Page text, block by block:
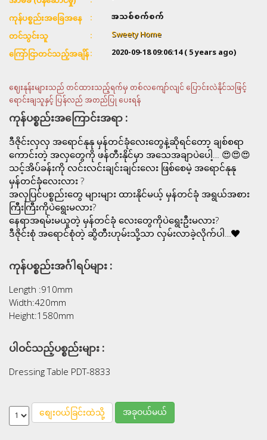
ကုန်ပစ္စည်းအခြေအနေ အသစ်စက်စက်
တင်သွင်းသူ Sweety Home
ကြော်ငြာတင်သည့်အချိန် 2020-09-18 09:06:14( 5 years ago)
ဈေးနုန်းများသည် တင်ထားသည့်ရက်မှ တစ်လကျော်လျင် ပြောင်းလဲနိုင်သဖြင့်
ရောင်းချသူနှင့် ပြန်လည် အတည်ပြု ပေးရန်
ကုန်ပစ္စည်းအကြောင်းအရာ :
ဒီဇိုင်းလှလှ အရောင်နုနု မှန်တင်ခုံလေးတွေနဲ့ဆိုရင်တော့ ချစ်စရာ
ကောင်းတဲ့ အလှတွေကို ဖန်တီးနိုင်မှာ အသေအချာပဲပေါ့… 😍😍😍
သင့်အိပ်ခန်းကို လင်းလင်းချင်းချင်းလေး ဖြစ်စေမဲ့ အရောင်နုနု
မှန်တင်ခုံလေးလား ?
အလှပြင်ပစ္စည်းတွေ များများ ထားနိုင်မယ့် မှန်တင်ခုံ အရွယ်အစား
ကြီးကြီးကိုပဲရွေးမလား?
နေရာအရမ်းမယူတဲ့ မှန်တင်ခုံ လေးတွေကိုပဲရွေးဦးမလား?
ဒီဇိုင်းစုံ အရောင်စုံတဲ့ ဆွိတီးဟုမ်းသို့သာ လှမ်းလာခဲ့လိုက်ပါ…❤
ကုန်ပစ္စည်းအင်္ဂါရပ်များ :
Length :910mm
Width:420mm
Height:1580mm
ပါဝင်သည့်ပစ္စည်းများ :
Dressing Table PDT-8833
စျေးဝယ်ခြင်းထဲသို့ အခုဝယ်မယ်